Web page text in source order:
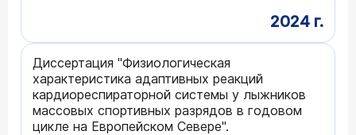
2024 г.
Диссертация "Физиологическая
характеристика адаптивных реакций
кардиореспираторной системы у лыжников
массовых спортивных разрядов в годовом
цикле на Европейском Севере".